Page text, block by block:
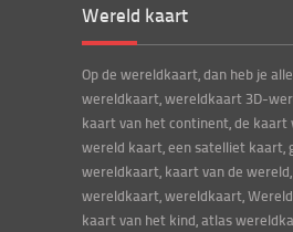
Wereld kaart
Op de wereldkaart, dan heb je
wereldkaart, wereldkaart 3D-
kaart van het continent, de kaart
wereld kaart, een satelliet kaart,
wereldkaart, kaart van de
wereldkaart, wereldkaart,
kaart van het kind, atlas